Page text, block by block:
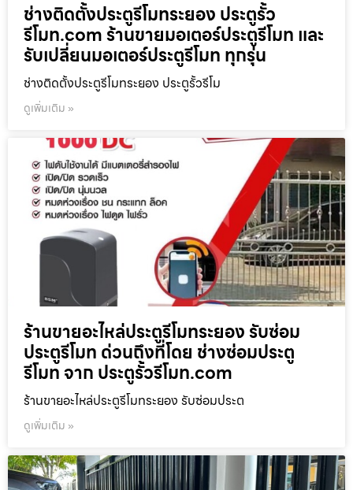
ช่างติดตั้งประตูรีโมทระยอง ประตูรั้ว
รีโมท.com ร้านขายมอเตอร์ประตูรีโมท และ
รับเปลี่ยนมอเตอร์ประตูรีโมท ทุกรุ่น
ช่างติดตั้งประตูรีโมทระยอง ประตูรั้วรีโม
ดูเพิ่มเติม »
ร้านขายอะไหล่ประตูรีโมทระยอง รับซ่อม
ประตูรีโมท ด่วนถึงที่โดย ช่างซ่อมประตู
รีโมท จาก ประตูรั้วรีโมท.com
ร้านขายอะไหล่ประตูรีโมทระยอง รับซ่อมประต
ดูเพิ่มเติม »